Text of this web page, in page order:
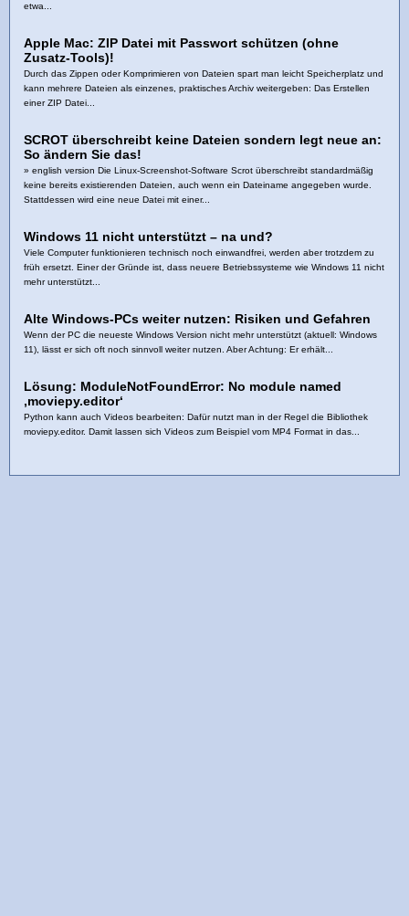
etwa...
Apple Mac: ZIP Datei mit Passwort schützen (ohne
Zusatz-Tools)!
Durch das Zippen oder Komprimieren von Dateien spart man leicht Speicherplatz und
kann mehrere Dateien als einzenes, praktisches Archiv weitergeben: Das Erstellen
einer ZIP Datei...
SCROT überschreibt keine Dateien sondern legt neue an:
So ändern Sie das!
» english version Die Linux-Screenshot-Software Scrot überschreibt standardmäßig
keine bereits existierenden Dateien, auch wenn ein Dateiname angegeben wurde.
Stattdessen wird eine neue Datei mit einer...
Windows 11 nicht unterstützt – na und?
Viele Computer funktionieren technisch noch einwandfrei, werden aber trotzdem zu
früh ersetzt. Einer der Gründe ist, dass neuere Betriebssysteme wie Windows 11 nicht
mehr unterstützt...
Alte Windows-PCs weiter nutzen: Risiken und Gefahren
Wenn der PC die neueste Windows Version nicht mehr unterstützt (aktuell: Windows
11), lässt er sich oft noch sinnvoll weiter nutzen. Aber Achtung: Er erhält...
Lösung: ModuleNotFoundError: No module named
‚moviepy.editor‘
Python kann auch Videos bearbeiten: Dafür nutzt man in der Regel die Bibliothek
moviepy.editor. Damit lassen sich Videos zum Beispiel vom MP4 Format in das...